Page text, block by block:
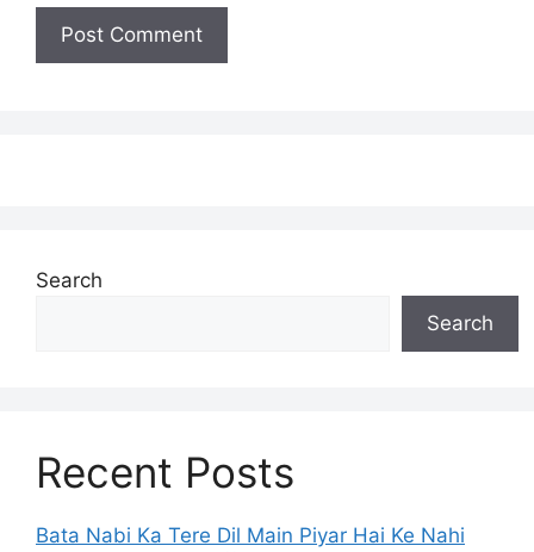
Search
Search
Recent Posts
Bata Nabi Ka Tere Dil Main Piyar Hai Ke Nahi